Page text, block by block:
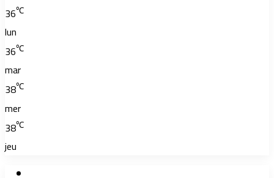
36℃
lun
36℃
mar
38℃
mer
38℃
jeu